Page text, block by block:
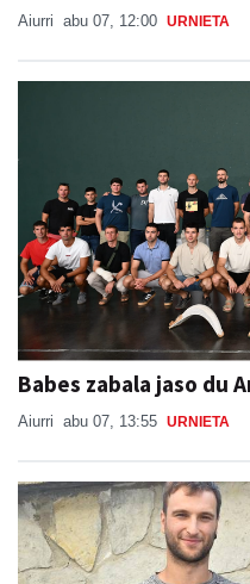
Aiurri abu 07, 12:00 URNIETA
Babes zabala jaso du
Aiurri abu 07, 13:55 URNIETA